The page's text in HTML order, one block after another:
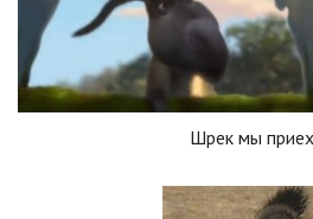
Шрек мы